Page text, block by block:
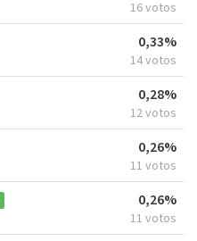
16 votos
0,33%
14 votos
0,28%
12 votos
0,26%
11 votos
0,26%
11 votos